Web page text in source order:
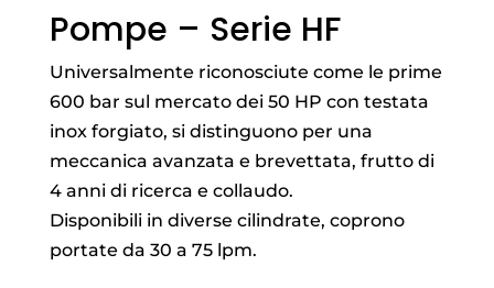
Pompe – Serie HF
Universalmente riconosciute come le prime
600 bar sul mercato dei 50 HP con testata
inox forgiato, si distinguono per una
meccanica avanzata e brevettata, frutto di
4 anni di ricerca e collaudo.
Disponibili in diverse cilindrate, coprono
portate da 30 a 75 lpm.